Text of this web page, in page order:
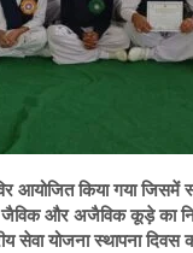
आयोजित किया गया जिसमें
और अजैविक कूड़े का
सेवा योजना स्थापना